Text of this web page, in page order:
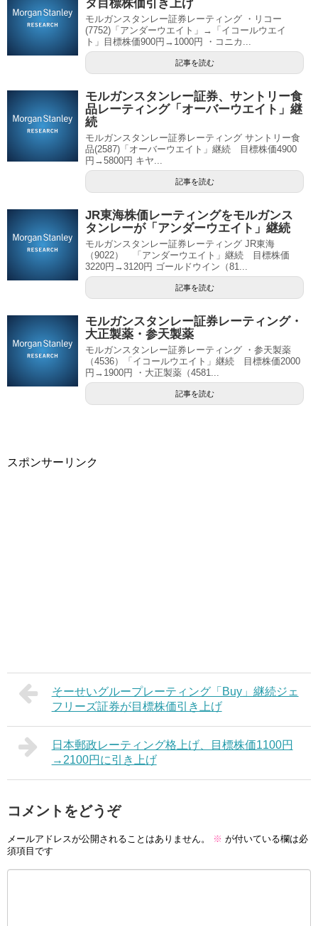
タ目標株価引き上げ
モルガンスタンレー証券レーティング ・リコー
(7752)「アンダーウエイト」→「イコールウエイ
ト」目標株価900円→1000円 ・コニカ...
記事を読む
モルガンスタンレー証券、サントリー食
品レーティング「オーバーウエイト」継
続
モルガンスタンレー証券レーティング サントリー食
品(2587)「オーバーウエイト」継続 目標株価4900
円→5800円 キヤ...
記事を読む
JR東海株価レーティングをモルガンス
タンレーが「アンダーウエイト」継続
モルガンスタンレー証券レーティング JR東海
（9022） 「アンダーウエイト」継続 目標株価
3220円→3120円 ゴールドウイン（81...
記事を読む
モルガンスタンレー証券レーティング・
大正製薬・参天製薬
モルガンスタンレー証券レーティング ・参天製薬
（4536）「イコールウエイト」継続 目標株価2000
円→1900円 ・大正製薬（4581...
記事を読む
スポンサーリンク
そーせいグループレーティング「Buy」継続ジェ
フリーズ証券が目標株価引き上げ
日本郵政レーティング格上げ、目標株価1100円
→2100円に引き上げ
コメントをどうぞ
メールアドレスが公開されることはありません。 ※ が付いている欄は必
須項目です